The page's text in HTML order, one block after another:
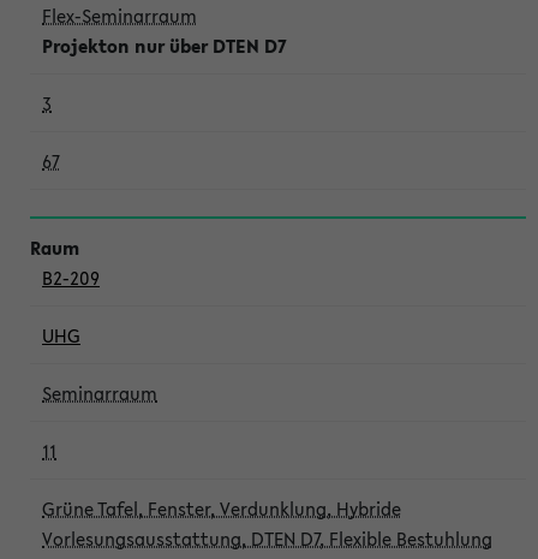
Flex-Seminarraum
Projekton nur über DTEN D7
3
67
B2-209
UHG
Seminarraum
11
Grüne Tafel, Fenster, Verdunklung, Hybride
Vorlesungsausstattung, DTEN D7, Flexible Bestuhlung